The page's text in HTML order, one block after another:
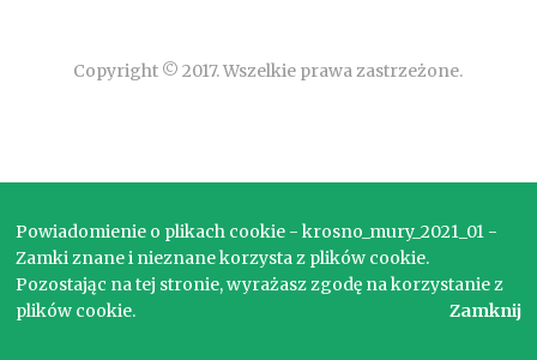
Copyright © 2017. Wszelkie prawa zastrzeżone.
Powiadomienie o plikach cookie - krosno_mury_2021_01 -
Zamki znane i nieznane korzysta z plików cookie.
Pozostając na tej stronie, wyrażasz zgodę na korzystanie z
plików cookie.
Zamknij